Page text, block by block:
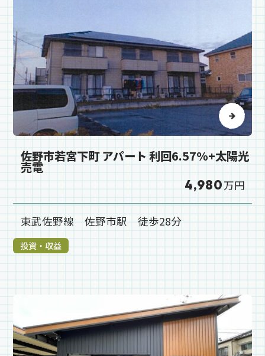
佐野市若宮下町 アパート 利回6.57%+太陽光
売電
4,980万円
東武佐野線 佐野市駅 徒歩28分
投資・収益